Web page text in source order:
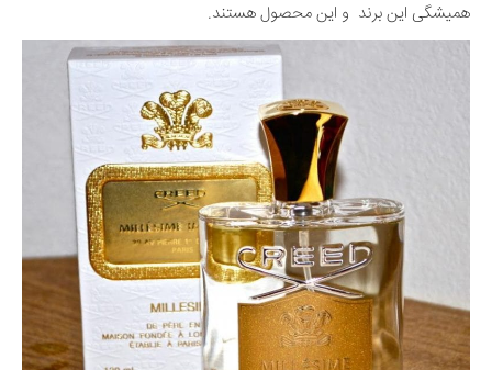
همیشگی این برند و این محصول هستند.